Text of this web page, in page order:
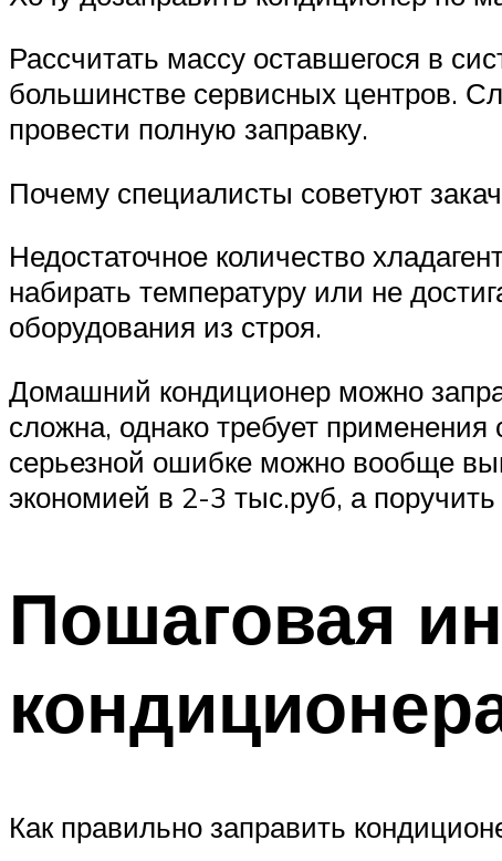
Рассчитать массу оставшегося в
большинстве сервисных центров.
провести полную заправку.
Почему специалисты советуют
Недостаточное количество
набирать температуру или не
оборудования из строя.
Домашний кондиционер можно
сложна, однако требует
серьезной ошибке можно вообще
экономией в 2-3 тыс.руб, а
Пошаговая
Как правильно заправить